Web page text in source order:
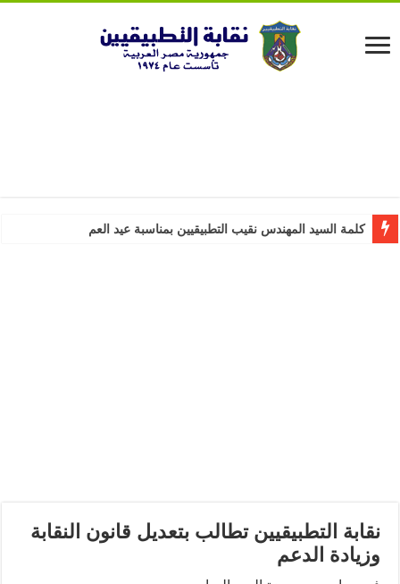
كلمة السيد المهندس نقيب التطبيقيين بمناسبة عيد العمال
نقابة التطبيقيين تطالب بتعديل قانون النقابة
وزيادة الدعم